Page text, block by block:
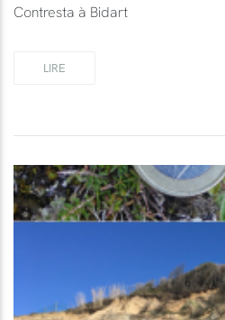
Contresta à Bidart
LIRE